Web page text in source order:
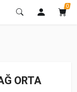
0
ORTA